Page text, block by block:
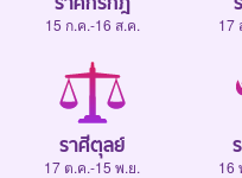
15 ก.ค.-16 ส.ค. 17
ราศีตุลย์
17 ต.ค.-15 พ.ย. 16